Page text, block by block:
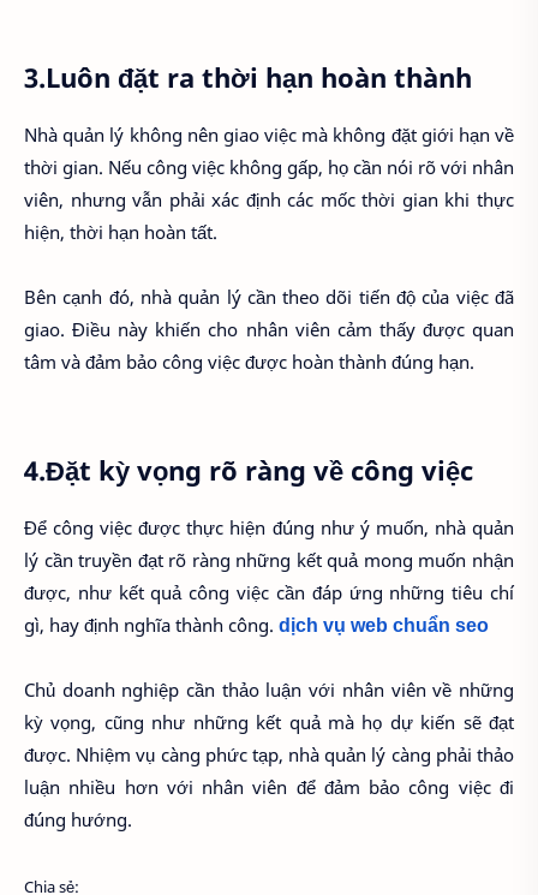
3.Luôn đặt ra thời hạn hoàn thành
Nhà quản lý không nên giao việc mà không đặt giới hạn về
thời gian. Nếu công việc không gấp, họ cần nói rõ với nhân
viên, nhưng vẫn phải xác định các mốc thời gian khi thực
hiện, thời hạn hoàn tất.
Bên cạnh đó, nhà quản lý cần theo dõi tiến độ của việc đã
giao. Điều này khiến cho nhân viên cảm thấy được quan
tâm và đảm bảo công việc được hoàn thành đúng hạn.
4.Đặt kỳ vọng rõ ràng về công việc
Để công việc được thực hiện đúng như ý muốn, nhà quản
lý cần truyền đạt rõ ràng những kết quả mong muốn nhận
được, như kết quả công việc cần đáp ứng những tiêu chí
gì, hay định nghĩa thành công. dịch vụ web chuẩn seo
Chủ doanh nghiệp cần thảo luận với nhân viên về những
kỳ vọng, cũng như những kết quả mà họ dự kiến sẽ đạt
được. Nhiệm vụ càng phức tạp, nhà quản lý càng phải thảo
luận nhiều hơn với nhân viên để đảm bảo công việc đi
đúng hướng.